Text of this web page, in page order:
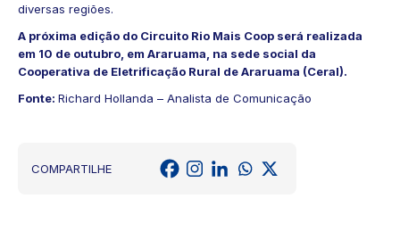
diversas regiões.
A próxima edição do Circuito Rio Mais Coop será realizada
em 10 de outubro, em Araruama, na sede social da
Cooperativa de Eletrificação Rural de Araruama (Ceral).
Fonte: Richard Hollanda – Analista de Comunicação
COMPARTILHE